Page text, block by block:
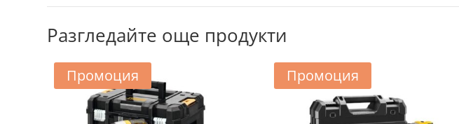
Разгледайте още продукти
Промоция Промоция